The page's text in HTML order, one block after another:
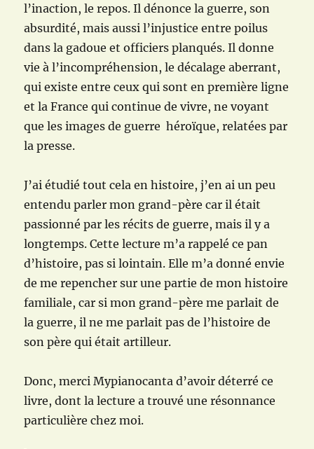
l’inaction, le repos. Il dénonce la guerre, son
absurdité, mais aussi l’injustice entre poilus
dans la gadoue et officiers planqués. Il donne
vie à l’incompréhension, le décalage aberrant,
qui existe entre ceux qui sont en première ligne
et la France qui continue de vivre, ne voyant
que les images de guerre héroïque, relatées par
la presse.
J’ai étudié tout cela en histoire, j’en ai un peu
entendu parler mon grand-père car il était
passionné par les récits de guerre, mais il y a
longtemps. Cette lecture m’a rappelé ce pan
d’histoire, pas si lointain. Elle m’a donné envie
de me repencher sur une partie de mon histoire
familiale, car si mon grand-père me parlait de
la guerre, il ne me parlait pas de l’histoire de
son père qui était artilleur.
Donc, merci Mypianocanta d’avoir déterré ce
livre, dont la lecture a trouvé une résonnance
particulière chez moi.